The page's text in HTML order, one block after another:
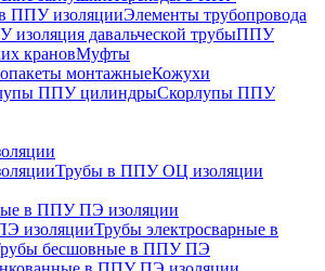
ППУ изоляцииЭлементы трубопровода
изоляция давальческой трубыППУ
крановМуфты
монтажныеКожухи
ППУ цилиндрыСкорлупы ППУ
Трубы в ППУ ОЦ изоляции
в ППУ ПЭ изоляции
изоляцииТрубы электросварные в
бесшовные в ППУ ПЭ